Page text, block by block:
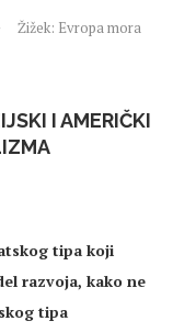
Žižek: Evropa mora
I AMERIČKI
tipa koji
razvoja, kako ne
tipa